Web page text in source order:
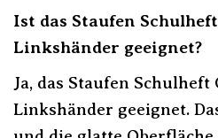
Ist das Staufen
Linkshänder geeignet?
Ja, das Staufen
Linkshänder geeignet.